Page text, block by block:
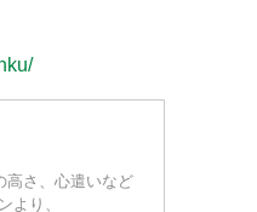
高さ、心遣いなど
より、